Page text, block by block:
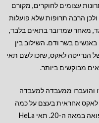
עצומים לחוקרים, מקורם
הרבה תרופות שלא פועלות
מאחר שמדובר בתאים בלבד,
בשר ודם. השילוב בין
הנרייטה לאקס, שזכו לשם תאי
והועברו ממעבדה למעבדה
לאקס אחראית בעצם על כמה
מפריצות הדרך הגדולות ביותר בעולם הרפואה במאה ה-20. תאי HeLa